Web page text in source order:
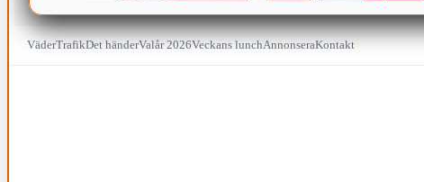
VäderTrafikDet händerValår 2026Veckans lunchAnnonseraKontakt